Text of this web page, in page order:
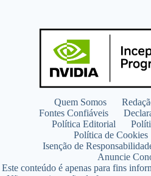
Quem Somos
Fontes Confiáveis
Política Editorial
Política de Cookies
Isenção de
Anuncie
Este conteúdo é apenas para fins